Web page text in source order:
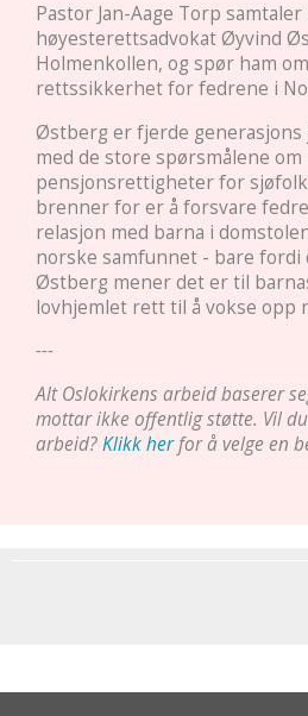
Pastor Jan-Aage Torp
høyesterettsadvokat Øyvind
Holmenkollen, og spør ham
rettssikkerhet for fedrene i
Østberg er fjerde
med de store spørsmålene
pensjonsrettigheter for
brenner for er å forsvare
relasjon med barna i
norske samfunnet - bare fordi
Østberg mener det er til
lovhjemlet rett til å vokse opp
---
Alt Oslokirkens arbeid baserer
mottar ikke offentlig støtte. Vil
arbeid?Klikk herfor å velge en